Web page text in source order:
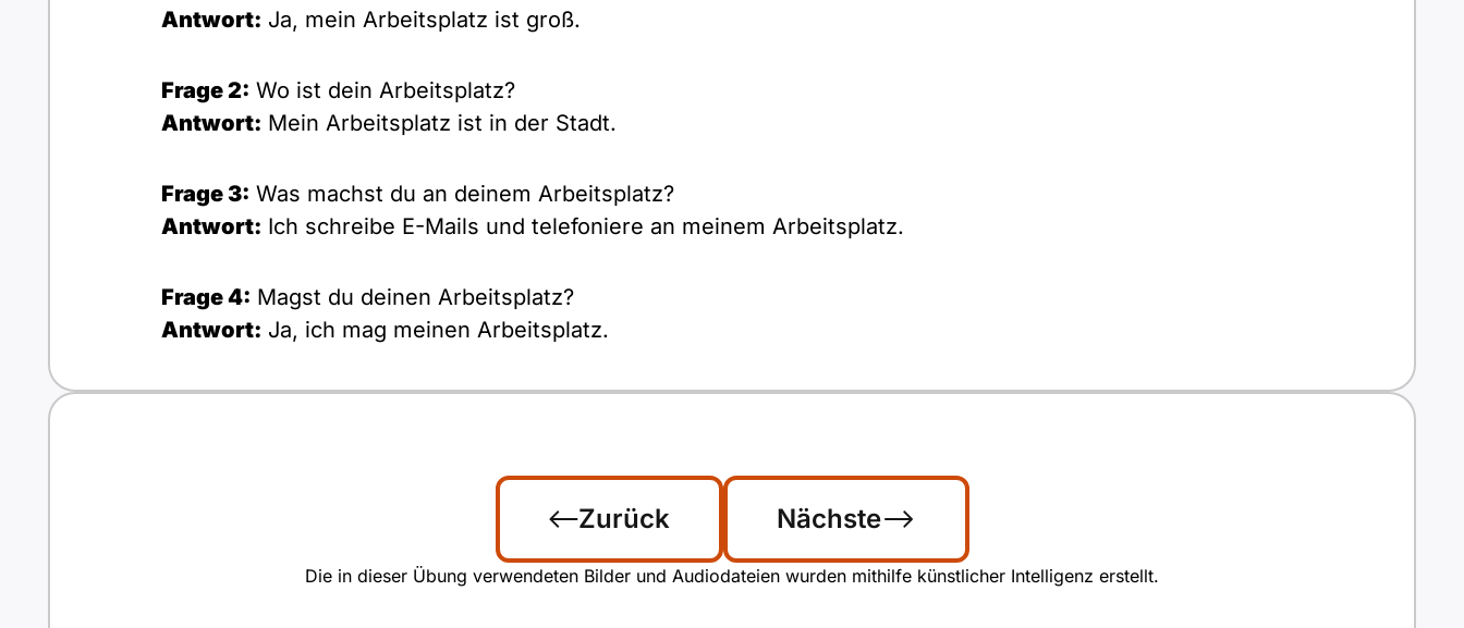
Antwort: Ja, mein Arbeitsplatz ist groß.
Frage 2: Wo ist dein Arbeitsplatz?
Antwort: Mein Arbeitsplatz ist in der Stadt.
Frage 3: Was machst du an deinem Arbeitsplatz?
Antwort: Ich schreibe E-Mails und telefoniere an meinem Arbeitsplatz.
Frage 4: Magst du deinen Arbeitsplatz?
Antwort: Ja, ich mag meinen Arbeitsplatz.
Zurück Nächste
Die in dieser Übung verwendeten Bilder und Audiodateien wurden mithilfe künstlicher Intelligenz erstellt.